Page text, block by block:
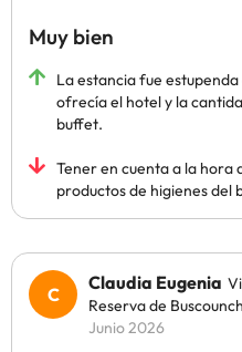
Muy bien
La estancia fue
ofrecía el hotel y la
buffet.
Tener en cuenta a la hora
productos de higienes del
Claudia Eugenia
Reserva de
Junio 2026